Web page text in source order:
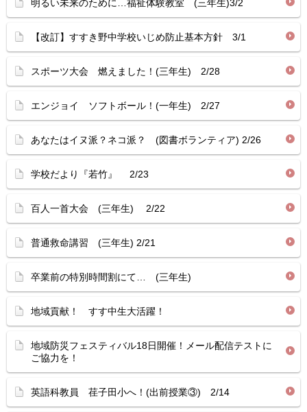
明るい未来のために…福祉体験教室 (三年生)3/2
【改訂】すすき野中学校いじめ防止基本方針 3/1
スポーツ大会 燃えました！(三年生) 2/28
エンジョイ ソフトボール！(一年生) 2/27
あなたはイヌ派？ネコ派？ (図書ボランティア) 2/26
学校だより『若竹』 2/23
百人一首大会 (三年生) 2/22
普通救命講習 (三年生) 2/21
卒業前の特別時間割にて… (三年生)
地域貢献！ すす中生大活躍！
地域防災フェスティバル18日開催！メール配信テストに
ご協力を！
英語科教員 荏子田小へ！(出前授業③) 2/14